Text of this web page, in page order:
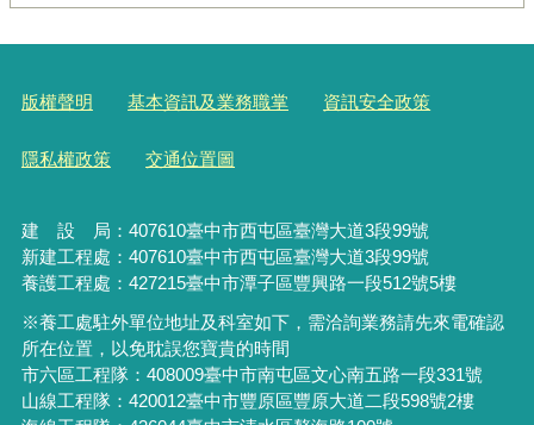
版權聲明 基本資訊及業務職掌 資訊安全政策
隱私權政策 交通位置圖
建 設 局： 407610臺中市西屯區臺灣大道3段99號
新建工程處：407610臺中市西屯區臺灣大道3段99號
養護工程處：427215臺中市潭子區豐興路一段512號5樓
※養工處駐外單位地址及科室如下，需洽詢業務請先來電確認
所在位置，以免耽誤您寶貴的時間
市六區工程隊：408009臺中市南屯區文心南五路一段331號
山線工程隊：420012臺中市豐原區豐原大道二段598號2樓